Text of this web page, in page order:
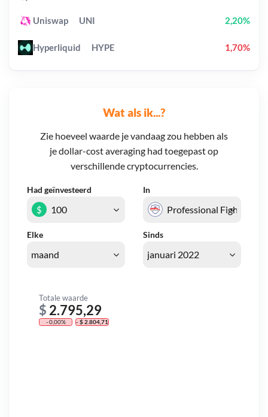
Wat als ik...?
Zie hoeveel waarde je vandaag zou hebben als
je dollar-cost averaging had toegepast op
verschillende cryptocurrencies.
Had geïnvesteerd In
Elke Sinds
$
Totale waarde
$ 2.795,29
- 0,00% - $ 2.804,71
Uniswap UNI 2,20%
Hyperliquid HYPE 1,70%